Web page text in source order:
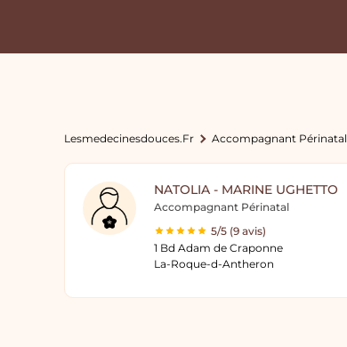
Lesmedecinesdouces.fr Accompagnant Périnatal
NATOLIA - MARINE UGHETTO
Accompagnant Périnatal
5/5 (9 avis)
1 Bd Adam de Craponne
La-Roque-d-Antheron